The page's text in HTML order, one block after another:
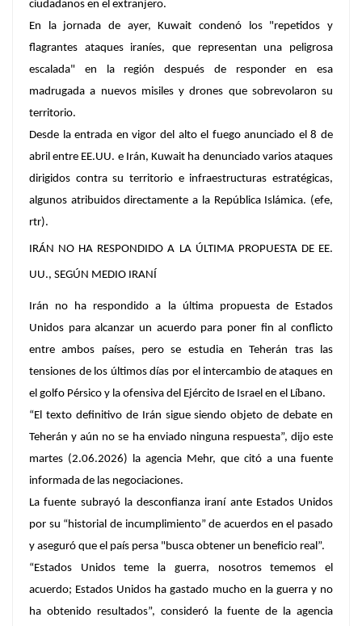
ciudadanos en el extranjero.
En la jornada de ayer, Kuwait condenó los "repetidos y
flagrantes ataques iraníes, que representan una peligrosa
escalada" en la región después de responder en esa
madrugada a nuevos misiles y drones que sobrevolaron su
territorio.
Desde la entrada en vigor del alto el fuego anunciado el 8 de
abril entre EE.UU. e Irán, Kuwait ha denunciado varios ataques
dirigidos contra su territorio e infraestructuras estratégicas,
algunos atribuidos directamente a la República Islámica. (efe,
rtr).
IRÁN NO HA RESPONDIDO A LA ÚLTIMA PROPUESTA DE EE.
UU., SEGÚN MEDIO IRANÍ
Irán no ha respondido a la última propuesta de Estados
Unidos para alcanzar un acuerdo para poner fin al conflicto
entre ambos países, pero se estudia en Teherán tras las
tensiones de los últimos días por el intercambio de ataques en
el golfo Pérsico y la ofensiva del Ejército de Israel en el Líbano.
“El texto definitivo de Irán sigue siendo objeto de debate en
Teherán y aún no se ha enviado ninguna respuesta”, dijo este
martes (2.06.2026) la agencia Mehr, que citó a una fuente
informada de las negociaciones.
La fuente subrayó la desconfianza iraní ante Estados Unidos
por su “historial de incumplimiento” de acuerdos en el pasado
y aseguró que el país persa "busca obtener un beneficio real”.
“Estados Unidos teme la guerra, nosotros tememos el
acuerdo; Estados Unidos ha gastado mucho en la guerra y no
ha obtenido resultados”, consideró la fuente de la agencia